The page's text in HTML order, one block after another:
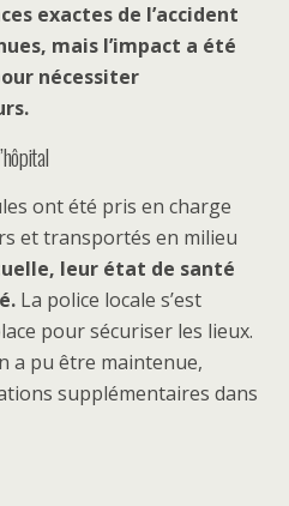
exactes de l’accident
mais l’impact a été
nécessiter
ont été pris en charge
et transportés en milieu
leur état de santé
La police locale s’est
pour sécuriser les lieux.
a pu être maintenue,
supplémentaires dans